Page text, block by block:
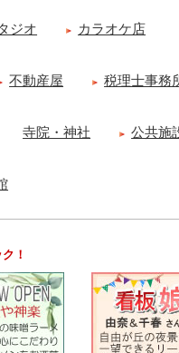
ジオ カラオケ店
不動産屋 税理士事務
寺院・神社 公共施
！